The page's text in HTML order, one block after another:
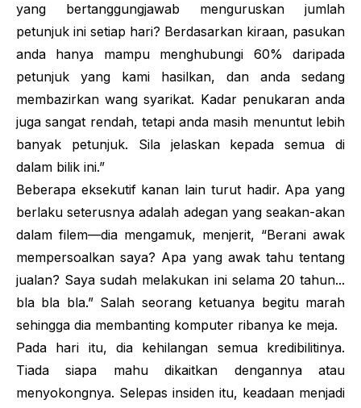
yang bertanggungjawab menguruskan jumlah
petunjuk ini setiap hari? Berdasarkan kiraan, pasukan
anda hanya mampu menghubungi 60% daripada
petunjuk yang kami hasilkan, dan anda sedang
membazirkan wang syarikat. Kadar penukaran anda
juga sangat rendah, tetapi anda masih menuntut lebih
banyak petunjuk. Sila jelaskan kepada semua di
dalam bilik ini.”
Beberapa eksekutif kanan lain turut hadir. Apa yang
berlaku seterusnya adalah adegan yang seakan-akan
dalam filem—dia mengamuk, menjerit, “Berani awak
mempersoalkan saya? Apa yang awak tahu tentang
jualan? Saya sudah melakukan ini selama 20 tahun...
bla bla bla.” Salah seorang ketuanya begitu marah
sehingga dia membanting komputer ribanya ke meja.
Pada hari itu, dia kehilangan semua kredibilitinya.
Tiada siapa mahu dikaitkan dengannya atau
menyokongnya. Selepas insiden itu, keadaan menjadi